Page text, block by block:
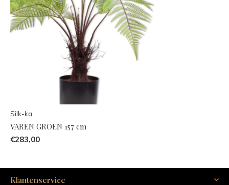
Silk-ka
VAREN GROEN 157 cm
€283,00
Klantenservice